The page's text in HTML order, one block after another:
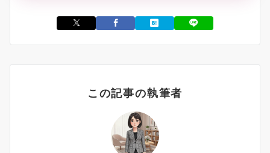
この記事の執筆者